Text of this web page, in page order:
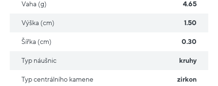
Vaha (g) 4.65
Výška (cm) 1.50
Šířka (cm) 0.30
Typ náušnic kruhy
Typ centrálního kamene zirkon